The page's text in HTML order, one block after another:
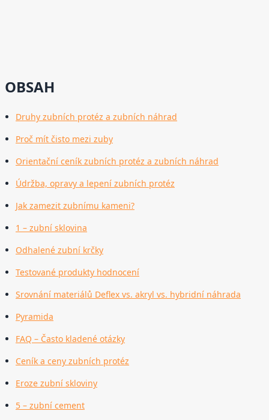
OBSAH
Druhy zubních protéz a zubních náhrad
Proč mít čisto mezi zuby
Orientační ceník zubních protéz a zubních náhrad
Údržba, opravy a lepení zubních protéz
Jak zamezit zubnímu kameni?
1 – zubní sklovina
Odhalené zubní krčky
Testované produkty hodnocení
Srovnání materiálů Deflex vs. akryl vs. hybridní náhrada
Pyramida
FAQ – Často kladené otázky
Ceník a ceny zubních protéz
Eroze zubní skloviny
5 – zubní cement